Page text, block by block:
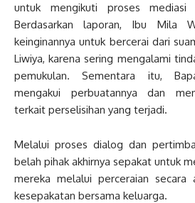
untuk mengikuti proses mediasi
Berdasarkan laporan, Ibu Mila
keinginannya untuk bercerai dari
Liwiya, karena sering mengalami
pemukulan. Sementara itu,
mengakui perbuatannya dan
terkait perselisihan yang terjadi.
Melalui proses dialog dan
belah pihak akhirnya sepakat untuk
mereka melalui perceraian secara
kesepakatan bersama keluarga.